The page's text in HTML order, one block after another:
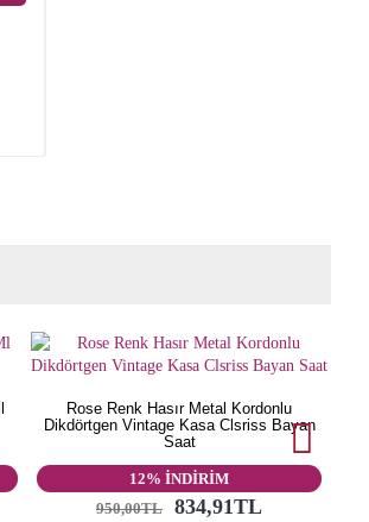
Rose Renk Hasır Metal Kordonlu
Dikdörtgen Vintage Kasa Clsriss Bayan
Saat
12% İNDİRİM
950,00TL
834,91TL